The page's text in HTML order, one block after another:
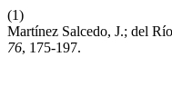
(1)
Martínez Salcedo, J.; del
76, 175-197.